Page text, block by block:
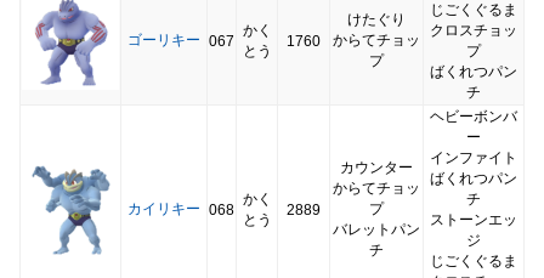
ゴーリキー 067
かく
とう
1760
けたぐり
からてチョッ
プ
じごくぐるま
クロスチョッ
プ
ばくれつパン
チ
カイリキー 068
かく
とう
2889
カウンター
からてチョッ
プ
バレットパン
チ
ヘビーボンバ
ー
インファイト
ばくれつパン
チ
ストーンエッ
ジ
じごくぐるま